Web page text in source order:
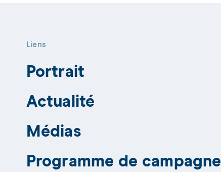
Liens
Portrait
Actualité
Médias
Programme de campagne